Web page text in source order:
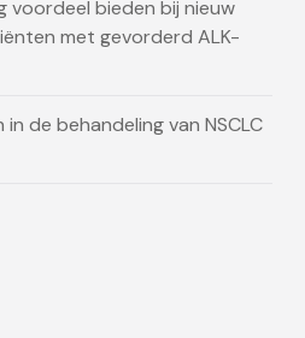
voordeel bieden bij nieuw
met gevorderd ALK-
de behandeling van NSCLC